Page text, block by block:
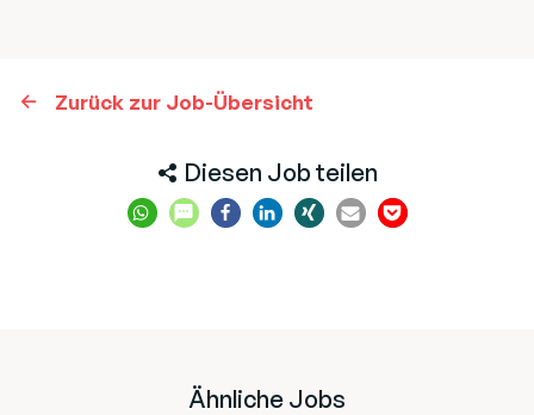
Zurück zur Job-Übersicht
Diesen Job teilen
Ähnliche Jobs